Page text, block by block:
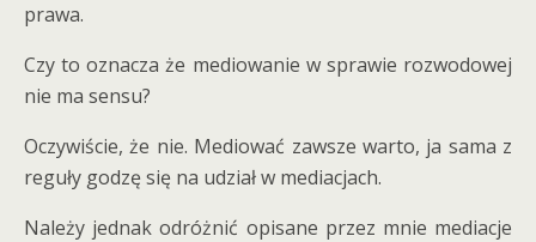
prawa.
Czy to oznacza że mediowanie w sprawie rozwodowej
nie ma sensu?
Oczywiście, że nie. Mediować zawsze warto, ja sama z
reguły godzę się na udział w mediacjach.
Należy jednak odróżnić opisane przez mnie mediacje